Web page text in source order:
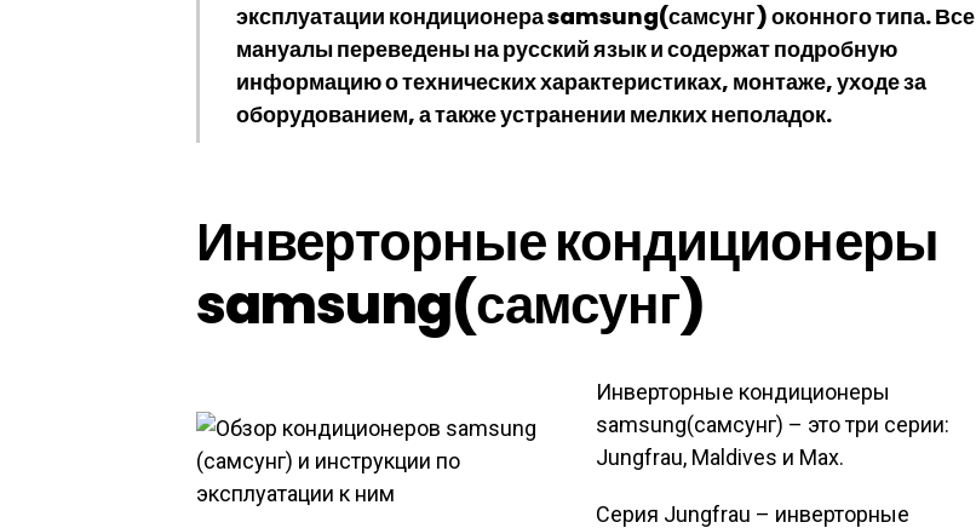
эксплуатации кондиционера samsung(самсунг) оконного типа. Все
мануалы переведены на русский язык и содержат подробную
информацию о технических характеристиках, монтаже, уходе за
оборудованием, а также устранении мелких неполадок.
Инверторные кондиционеры
samsung(самсунг)
Инверторные кондиционеры
samsung(самсунг) – это три серии:
Jungfrau, Maldives и Max.
Серия Jungfrau – инверторные